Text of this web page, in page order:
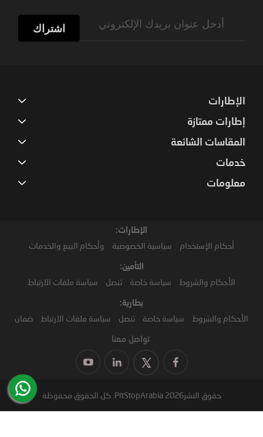
اشتراك
الإطارات
إطارات ممتازة
المقاسات الشائعة
خدمات
معلومات
الإطارات:
أحكام الإستخدام سياسية الخصوصية وأحكام البيع والخدمات
التأمين:
الأحكام والشروط سياسة خاصة تنصل سياسة ملفات الارتباط
بطارية:
الأحكام والشروط سياسة خاصة تنصل سياسة ملفات الارتباط ضمان
تواصل معنا
حقوق النشر2026 PitStopArabia. كل الحقوق محفوظة